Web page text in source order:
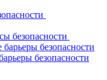
безопасности
безопасности
безопасности